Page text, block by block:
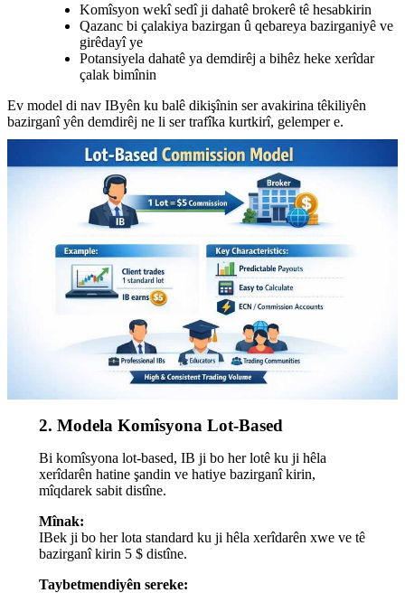
Komîsyon wekî sedî ji dahatê brokerê tê hesabkirin
Qazanc bi çalakiya bazirgan û qebareya bazirganiyê ve
girêdayî ye
Potansiyela dahatê ya demdirêj a bihêz heke xerîdar
çalak bimînin
Ev model di nav IByên ku balê dikişînin ser avakirina têkiliyên
bazirganî yên demdirêj ne li ser trafîka kurtkirî, gelemper e.
2. Modela Komîsyona Lot-Based
Bi komîsyona lot-based, IB ji bo her lotê ku ji hêla
xerîdarên hatine şandin ve hatiye bazirganî kirin,
mîqdarek sabit distîne.
Mînak:
IBek ji bo her lota standard ku ji hêla xerîdarên xwe ve tê
bazirganî kirin 5 $ distîne.
Taybetmendiyên sereke: